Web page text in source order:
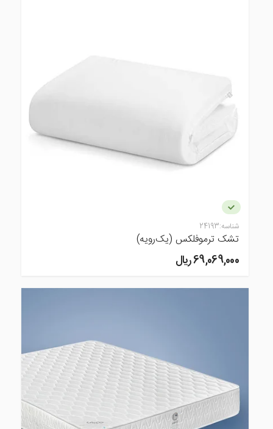
شناسه:24193
تشک ترموفلکس (یک‌رویه)
69,069,000 ريال